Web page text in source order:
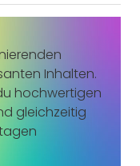
Inhalten.
hochwertigen
gleichzeitig